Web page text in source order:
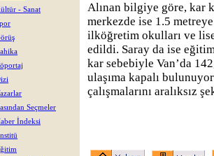
- Sanat
Seçmeler
İndeksi
Alınan bilgiye göre, kar
merkezde ise 1.5
ilköğretim okulları ve
edildi. Saray da ise
kar sebebiyle Van’da
ulaşıma kapalı
çalışmalarını aralıksız